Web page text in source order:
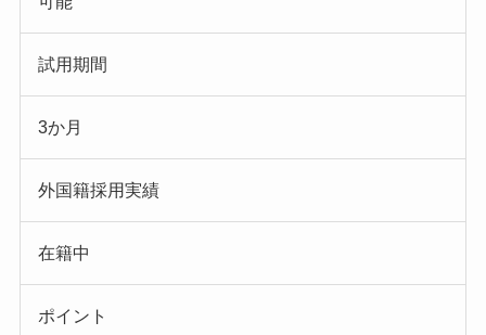
試用期間
3か月
外国籍採用実績
在籍中
ポイント